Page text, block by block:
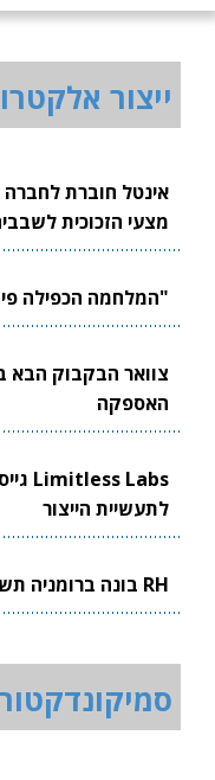
ייצור
אינטל חוברת
מצעי הזכוכית
"המלחמה הכפילה פי 5 את שוק הייצור המיידי"
האספקה
לתעשיית הייצור
RH בונה ברומניה תשתית ייצור ביטחוני ישראלית